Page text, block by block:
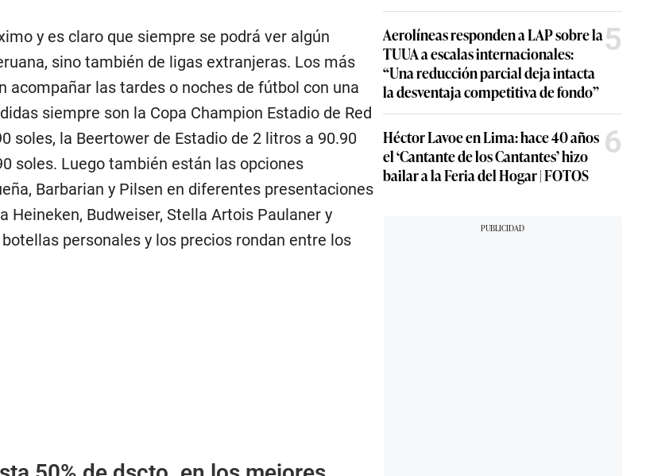
y es claro que siempre se podrá ver algún
sino también de ligas extranjeras. Los más
acompañar las tardes o noches de fútbol con una
siempre son la Copa Champion Estadio de Red
soles, la Beertower de Estadio de 2 litros a 90.90
soles. Luego también están las opciones
Barbarian y Pilsen en diferentes presentaciones
Heineken, Budweiser, Stella Artois Paulaner y
personales y los precios rondan entre los
Aerolíneas responden a LAP sobre la
TUUA a escalas internacionales:
“Una reducción parcial deja intacta
la desventaja competitiva de fondo”
5
Héctor Lavoe en Lima: hace 40 años
el ‘Cantante de los Cantantes’ hizo
bailar a la Feria del Hogar | FOTOS
6